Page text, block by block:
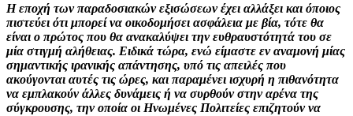
Η εποχή των παραδοσιακών εξισώσεων έχει αλλάξει και όποιος
πιστεύει ότι μπορεί να οικοδομήσει ασφάλεια με βία, τότε θα
είναι ο πρώτος που θα ανακαλύψει την ευθραυστότητά του σε
μία στιγμή αλήθειας. Ειδικά τώρα, ενώ είμαστε εν αναμονή μίας
σημαντικής ιρανικής απάντησης, υπό τις απειλές που
ακούγονται αυτές τις ώρες, και παραμένει ισχυρή η πιθανότητα
να εμπλακούν άλλες δυνάμεις ή να συρθούν στην αρένα της
σύγκρουσης, την οποία οι Ηνωμένες Πολιτείες επιζητούν να